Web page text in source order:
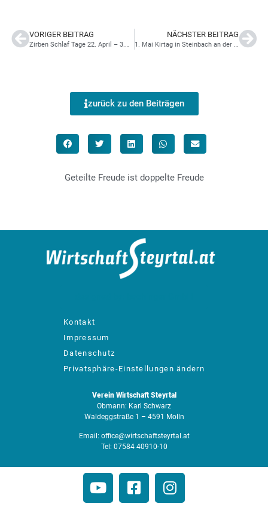
VORIGER BEITRAG
Zirben Schlaf Tage 22. April – 3.Mai 2024 Tischlerei Bernegger
NÄCHSTER BEITRAG
1. Mai Kirtag in Steinbach an der Steyr
zurück zu den Beiträgen
Geteilte Freude ist doppelte Freude
Kontakt
Impressum
Datenschutz
Privatsphäre-Einstellungen ändern
Verein Wirtschaft Steyrtal
Obmann: Karl Schwarz
Waldeggstraße 1 – 4591 Molln
Email: office@wirtschaftsteyrtal.at
Tel: 07584 40910-10